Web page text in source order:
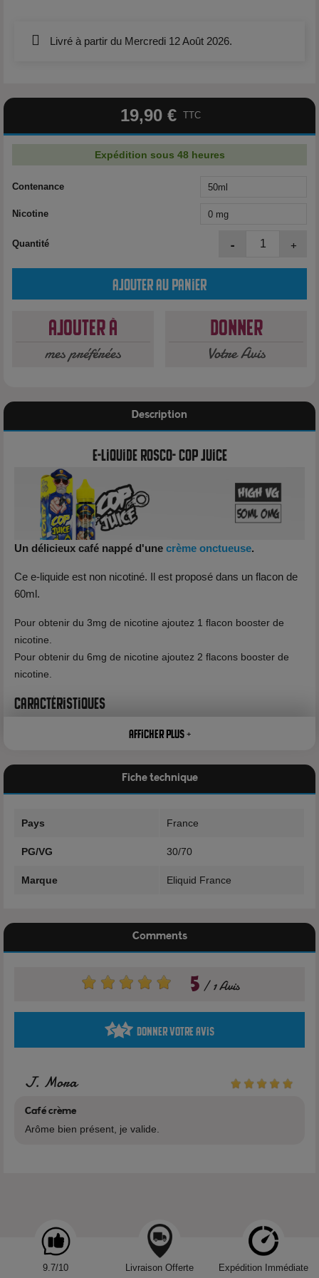
Livré à partir du Mercredi 12 Août 2026.
19,90 € TTC
Expédition sous 48 heures
Contenance
Nicotine
Quantité - +
Ajouter au panier
Ajouter à
mes préférées
Donner
Votre Avis
Description
e-liquide Rosco- cop juice
Un délicieux café nappé d'une crème onctueuse.
Ce e-liquide est non nicotiné. Il est proposé dans un flacon de
60ml.
Pour obtenir du 3mg de nicotine ajoutez 1 flacon booster de
nicotine.
Pour obtenir du 6mg de nicotine ajoutez 2 flacons booster de
nicotine.
Caractéristiques
30% Propylène Glycol
Afficher plus +
Fiche technique
Pays France
PG/VG 30/70
Marque Eliquid France
Comments
5 1 Avis
Donner votre avis
J. Mora
Café crème
Arôme bien présent, je valide.
9.7/10 Livraison Offerte Expédition Immédiate